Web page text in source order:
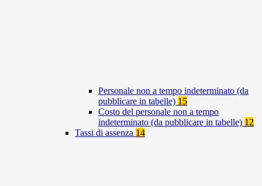
Personale non a tempo indeterminato (da
pubblicare in tabelle) 15
Costo del personale non a tempo
indeterminato (da pubblicare in tabelle) 12
Tassi di assenza 14